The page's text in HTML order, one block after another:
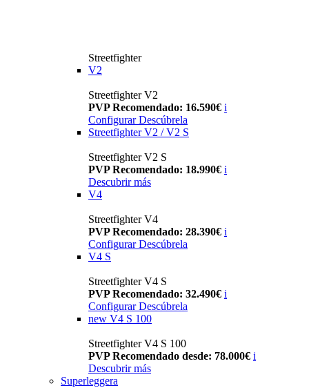
Streetfighter
V2
Streetfighter V2
PVP Recomendado: 16.590€ i
Configurar Descúbrela
Streetfighter V2 / V2 S
Streetfighter V2 S
PVP Recomendado: 18.990€ i
Descubrir más
V4
Streetfighter V4
PVP Recomendado: 28.390€ i
Configurar Descúbrela
V4 S
Streetfighter V4 S
PVP Recomendado: 32.490€ i
Configurar Descúbrela
new V4 S 100
Streetfighter V4 S 100
PVP Recomendado desde: 78.000€ i
Descubrir más
Superleggera